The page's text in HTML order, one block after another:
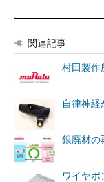
関連記事
村田製作
自律神
銀廃材の
ワイヤボ